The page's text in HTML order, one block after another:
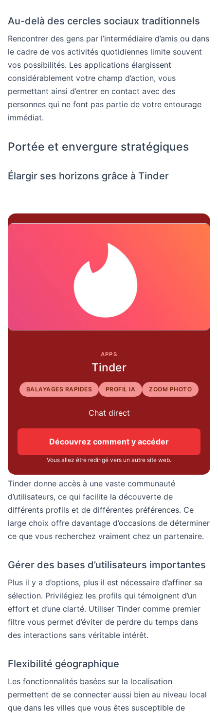
Au-delà des cercles sociaux traditionnels
Rencontrer des gens par l’intermédiaire d’amis ou dans
le cadre de vos activités quotidiennes limite souvent
vos possibilités. Les applications élargissent
considérablement votre champ d’action, vous
permettant ainsi d’entrer en contact avec des
personnes qui ne font pas partie de votre entourage
immédiat.
Portée et envergure stratégiques
Élargir ses horizons grâce à Tinder
APPS
Tinder
BALAYAGES RAPIDES PROFIL IA ZOOM PHOTO
Chat direct
Découvrez comment y accéder
Vous allez être redirigé vers un autre site web.
Tinder donne accès à une vaste communauté
d’utilisateurs, ce qui facilite la découverte de
différents profils et de différentes préférences. Ce
large choix offre davantage d’occasions de déterminer
ce que vous recherchez vraiment chez un partenaire.
Gérer des bases d’utilisateurs importantes
Plus il y a d’options, plus il est nécessaire d’affiner sa
sélection. Privilégiez les profils qui témoignent d’un
effort et d’une clarté. Utiliser Tinder comme premier
filtre vous permet d’éviter de perdre du temps dans
des interactions sans véritable intérêt.
Flexibilité géographique
Les fonctionnalités basées sur la localisation
permettent de se connecter aussi bien au niveau local
que dans les villes que vous êtes susceptible de